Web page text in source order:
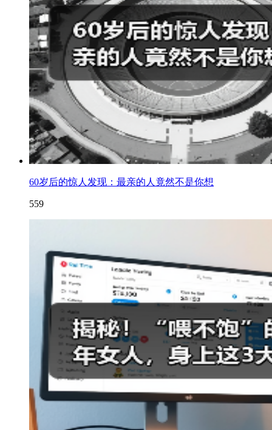
60岁后的惊人发现：最亲的人竟然不是你想
559